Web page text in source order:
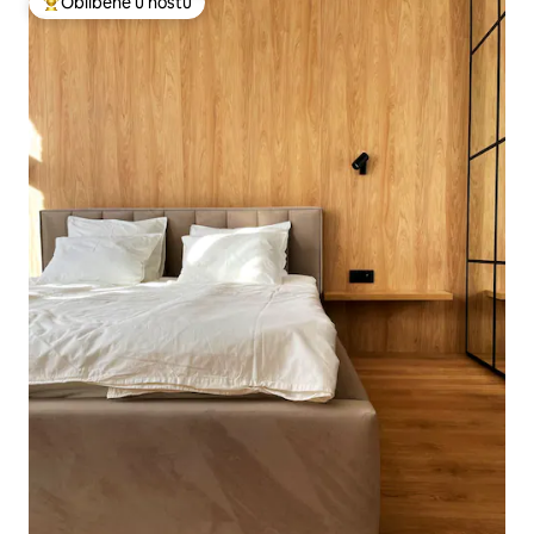
Nejlepší v kategorii Oblíbené u hostů